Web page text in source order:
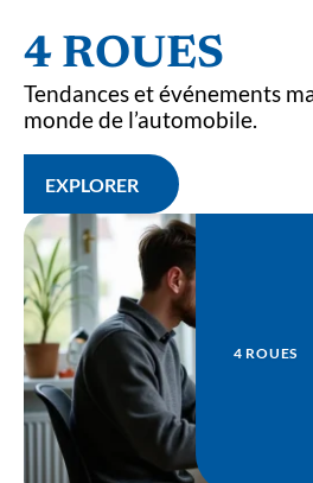
4 ROUES
Tendances et événements
monde de l’automobile.
EXPLORER
4 ROUES